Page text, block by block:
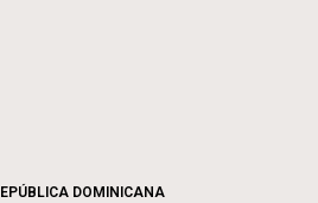
DOMINICANA